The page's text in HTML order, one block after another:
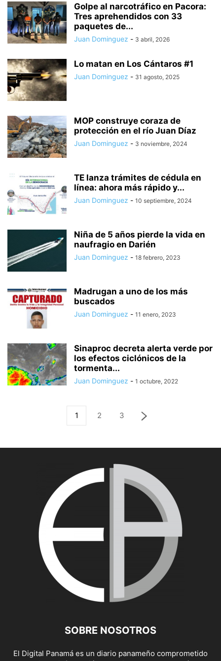
Golpe al narcotráfico en Pacora:
Tres aprehendidos con 33
paquetes de...
Juan Dominguez - 3 abril, 2026
Lo matan en Los Cántaros #1
Juan Dominguez - 31 agosto, 2025
MOP construye coraza de
protección en el río Juan Díaz
Juan Dominguez - 3 noviembre, 2024
TE lanza trámites de cédula en
línea: ahora más rápido y...
Juan Dominguez - 10 septiembre, 2024
Niña de 5 años pierde la vida en
naufragio en Darién
Juan Dominguez - 18 febrero, 2023
Madrugan a uno de los más
buscados
Juan Dominguez - 11 enero, 2023
Sinaproc decreta alerta verde por
los efectos ciclónicos de la
tormenta...
Juan Dominguez - 1 octubre, 2022
1 2 3
SOBRE NOSOTROS
El Digital Panamá es un diario panameño comprometido